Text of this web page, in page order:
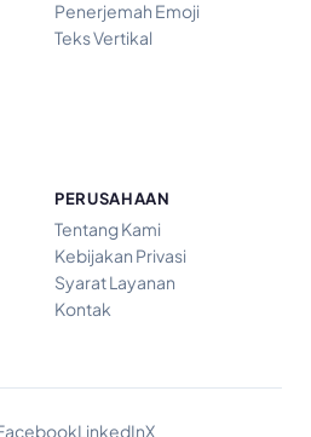
Penerjemah Emoji
Teks Vertikal
PERUSAHAAN
Tentang Kami
Kebijakan Privasi
Syarat Layanan
Kontak
LinkedInX